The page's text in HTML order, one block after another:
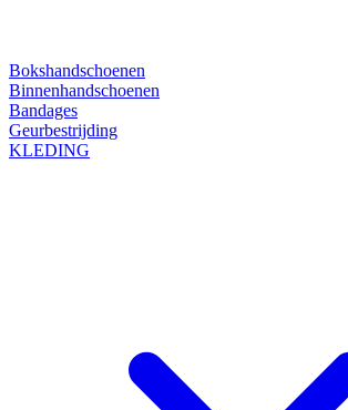
Bokshandschoenen
Binnenhandschoenen
Bandages
Geurbestrijding
KLEDING